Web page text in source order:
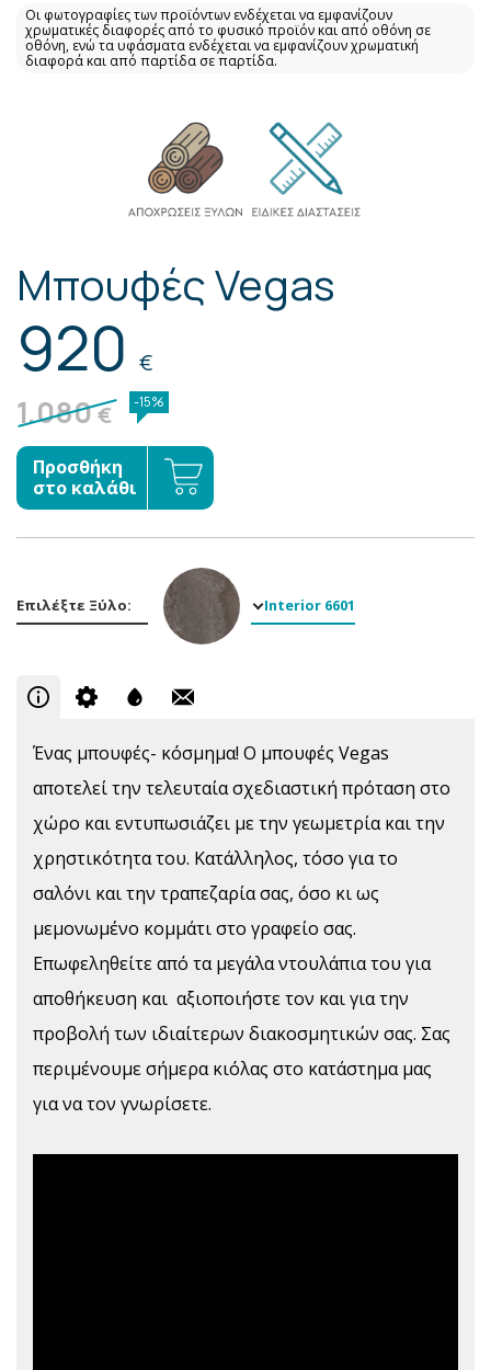
Οι φωτογραφίες των προϊόντων ενδέχεται να εμφανίζουν
χρωματικές διαφορές από το φυσικό προϊόν και από οθόνη σε
οθόνη, ενώ τα υφάσματα ενδέχεται να εμφανίζουν χρωματική
διαφορά και από παρτίδα σε παρτίδα.
Μπουφές Vegas
920 €
1.080€ -15%
Προσθήκη
στο καλάθι
Επιλέξτε Ξύλο: Interior 6601
Ένας μπουφές- κόσμημα! Ο μπουφές Vegas
αποτελεί την τελευταία σχεδιαστική πρόταση στο
χώρο και εντυπωσιάζει με την γεωμετρία και την
χρηστικότητα του. Κατάλληλος, τόσο για το
σαλόνι και την τραπεζαρία σας, όσο κι ως
μεμονωμένο κομμάτι στο γραφείο σας.
Επωφεληθείτε από τα μεγάλα ντουλάπια του για
αποθήκευση και αξιοποιήστε τον και για την
προβολή των ιδιαίτερων διακοσμητικών σας. Σας
περιμένουμε σήμερα κιόλας στο κατάστημα μας
για να τον γνωρίσετε.